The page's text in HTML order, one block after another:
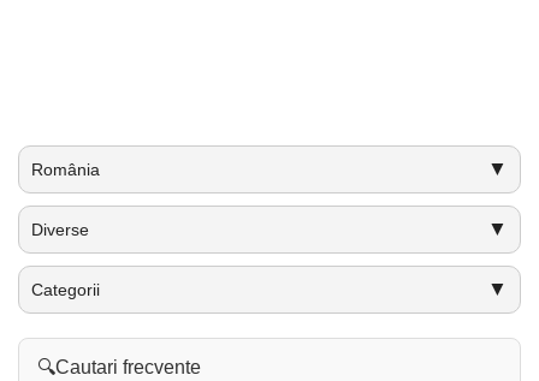
România ▼
Diverse ▼
Categorii ▼
🔍Cautari frecvente